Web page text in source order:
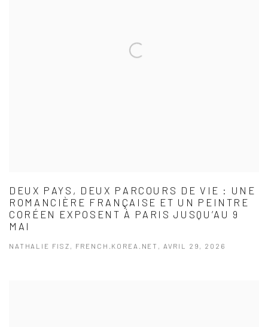
DEUX PAYS, DEUX PARCOURS DE VIE : UNE
ROMANCIÈRE FRANÇAISE ET UN PEINTRE
CORÉEN EXPOSENT À PARIS JUSQU’AU 9
MAI
NATHALIE FISZ, FRENCH.KOREA.NET, AVRIL 29, 2026